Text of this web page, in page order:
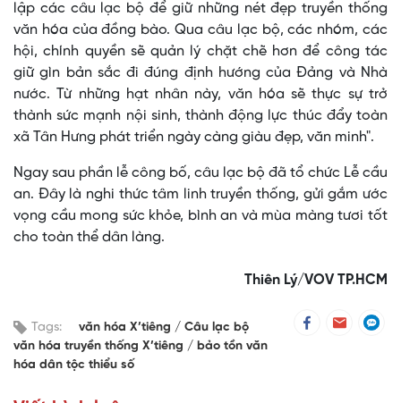
lập các câu lạc bộ để giữ những nét đẹp truyền thống
văn hóa của đồng bào. Qua câu lạc bộ, các nhóm, các
hội, chính quyền sẽ quản lý chặt chẽ hơn để công tác
giữ gìn bản sắc đi đúng định hướng của Đảng và Nhà
nước. Từ những hạt nhân này, văn hóa sẽ thực sự trở
thành sức mạnh nội sinh, thành động lực thúc đẩy toàn
xã Tân Hưng phát triển ngày càng giàu đẹp, văn minh".
Ngay sau phần lễ công bố, câu lạc bộ đã tổ chức Lễ cầu
an. Đây là nghi thức tâm linh truyền thống, gửi gắm ước
vọng cầu mong sức khỏe, bình an và mùa màng tươi tốt
cho toàn thể dân làng.
Thiên Lý/VOV TP.HCM
Tags: văn hóa X’tiêng
Câu lạc bộ
văn hóa truyền thống X’tiêng
bảo tồn văn
hóa dân tộc thiểu số